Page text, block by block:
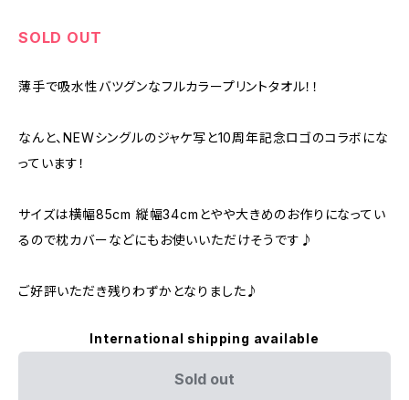
SOLD OUT
薄手で吸水性バツグンなフルカラープリントタオル！！
なんと、NEWシングルのジャケ写と10周年記念ロゴのコラボにな
っています！
サイズは横幅85cm 縦幅34cmとやや大きめのお作りになってい
るので枕カバーなどにもお使いいただけそうです♪
ご好評いただき残りわずかとなりました♪
International shipping available
Sold out